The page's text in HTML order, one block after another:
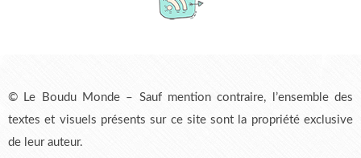
© Le Boudu Monde – Sauf mention contraire, l’ensemble des
textes et visuels présents sur ce site sont la propriété exclusive
de leur auteur.